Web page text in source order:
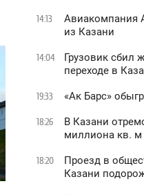
14:13
Авиакомпания
из Казани
14:04
Грузовик сбил
переходе в
19:33 «Ак Барс»
18:26
В Казани
миллиона кв. м
18:20
Проезд в
Казани